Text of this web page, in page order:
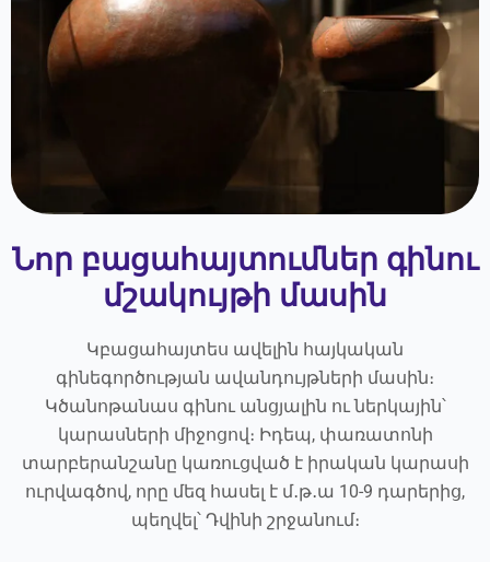
Նոր բացահայտումներ գինու
մշակույթի մասին
Կբացահայտես ավելին հայկական
գինեգործության ավանդույթների մասին։
Կծանոթանաս գինու անցյալին ու ներկային՝
կարասների միջոցով։ Իդեպ, փառատոնի
տարբերանշանը կառուցված է իրական կարասի
ուրվագծով, որը մեզ հասել է մ․թ․ա 10-9 դարերից,
պեղվել՝ Դվինի շրջանում։